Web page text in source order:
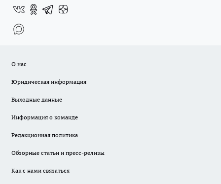
О нас
Юридическая информация
Выходные данные
Информация о команде
Редакционная политика
Обзорные статьи и пресс-релизы
Как с нами связаться